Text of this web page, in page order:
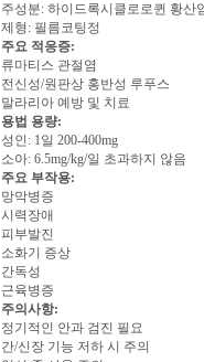
주성분: 하이드록시클로로퀸 황산
제형: 필름코팅정
주요 적응증:
류마티스 관절염
전신성/원판상 홍반성 루푸스
말라리아 예방 및 치료
용법 용량:
성인: 1일 200-400mg
소아: 6.5mg/kg/일 초과하지 않음
주요 부작용:
망막병증
시력장애
피부발진
소화기 증상
간독성
근육병증
주의사항:
정기적인 안과 검진 필요
간/신장 기능 저하 시 주의